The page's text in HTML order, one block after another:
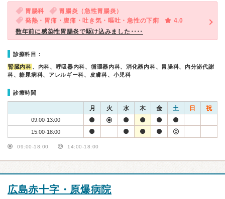
胃腸科
胃腸炎（急性胃腸炎）
発熱・胃痛・腹痛・吐き気・嘔吐・急性の下痢
4.0
数年前に感染性胃腸炎で駆け込みました‥‥
診療科目：
腎臓内科 、内科、呼吸器内科、循環器内科、消化器内科、胃腸科、内分泌代謝
科、糖尿病科、アレルギー科、皮膚科、小児科
診療時間
月 火 水 木 金 土 日 祝
09:00-13:00
15:00-18:00
09:00-18:00 14:00-18:00
広島赤十字・原爆病院